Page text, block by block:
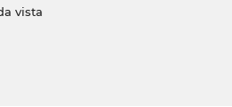
vista